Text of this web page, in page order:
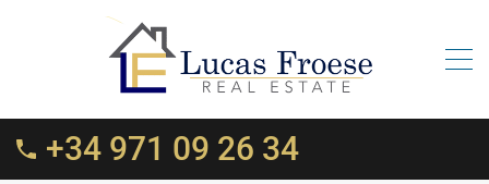
+34 971 09 26 34